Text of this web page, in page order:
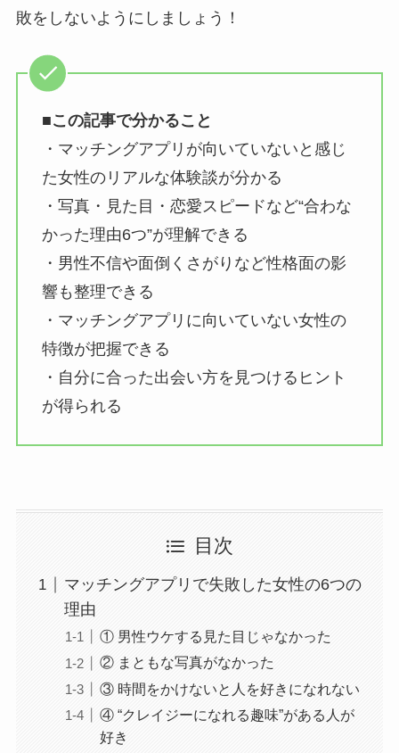
敗をしないようにしましょう！
■この記事で分かること
・マッチングアプリが向いていないと感じ
た女性のリアルな体験談が分かる
・写真・見た目・恋愛スピードなど“合わな
かった理由6つ”が理解できる
・男性不信や面倒くさがりなど性格面の影
響も整理できる
・マッチングアプリに向いていない女性の
特徴が把握できる
・自分に合った出会い方を見つけるヒント
が得られる
目次
マッチングアプリで失敗した女性の6つの
理由
① 男性ウケする見た目じゃなかった
② まともな写真がなかった
③ 時間をかけないと人を好きになれない
④ “クレイジーになれる趣味”がある人が
好き